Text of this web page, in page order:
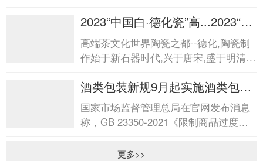
创新发展论坛&rdq...
2023“中国白·德化瓷”高...2023“中
国白·德化瓷”高...
高端茶文化世界陶瓷之都--德化,陶瓷制
作始于新石器时代,兴于唐宋,盛于明清,
以“白”见...
酒类包装新规9月起实施酒类包装
新规9月起实施
国家市场监督管理总局在官网发布消息
称，GB 23350-2021《限制商品过度包
将于2023年9月起实施。新...
更多>>